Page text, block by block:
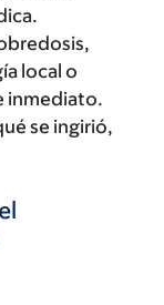
local o
inmediato.
se ingirió,